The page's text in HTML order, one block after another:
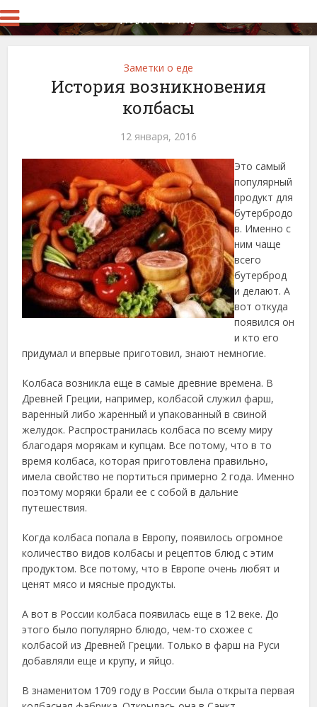
Заметки о еде
История возникновения
колбасы
12 января, 2016
Это самый
популярный
продукт для
бутербродо
в. Именно с
ним чаще
всего
бутерброд
и делают. А
вот откуда
появился он
и кто его
придумал и впервые приготовил, знают немногие.
Колбаса возникла еще в самые древние времена. В
Древней Греции, например, колбасой служил фарш,
варенный либо жаренный и упакованный в свиной
желудок. Распространилась колбаса по всему миру
благодаря морякам и купцам. Все потому, что в то
время колбаса, которая приготовлена правильно,
имела свойство не портиться примерно 2 года. Именно
поэтому моряки брали ее с собой в дальние
путешествия.
Когда колбаса попала в Европу, появилось огромное
количество видов колбасы и рецептов блюд с этим
продуктом. Все потому, что в Европе очень любят и
ценят мясо и мясные продукты.
А вот в России колбаса появилась еще в 12 веке. До
этого было популярно блюдо, чем-то схожее с
колбасой из Древней Греции. Только в фарш на Руси
добавляли еще и крупу, и яйцо.
В знаменитом 1709 году в России была открыта первая